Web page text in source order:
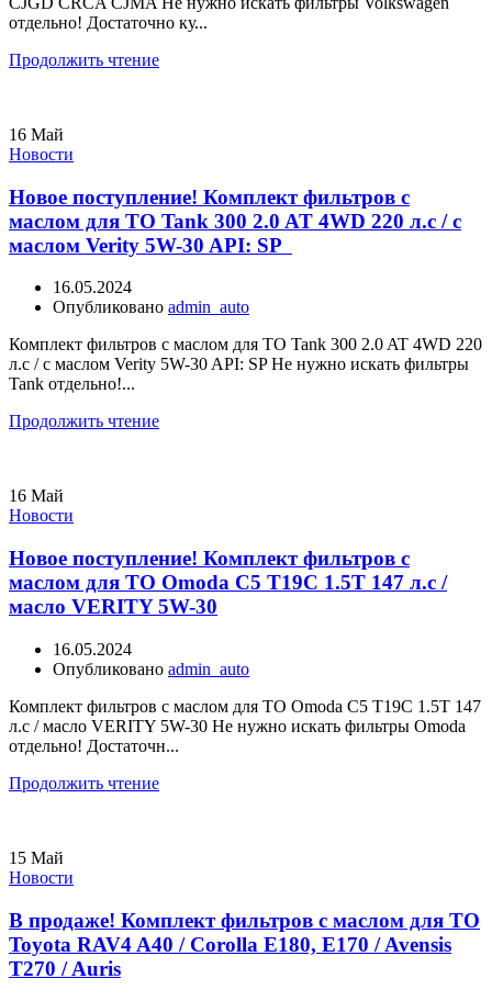
отдельно! Достаточно ку...
Продолжить чтение
16 Май
Новости
Новое поступление! Комплект фильтров с
маслом для ТО Tank 300 2.0 AT 4WD 220 л.с / с
маслом Verity 5W-30 API: SP
16.05.2024
Опубликовано admin_auto
Комплект фильтров с маслом для ТО Tank 300 2.0 AT 4WD 220
л.с / с маслом Verity 5W-30 API: SP Не нужно искать фильтры
Tank отдельно!...
Продолжить чтение
16 Май
Новости
Новое поступление! Комплект фильтров с
маслом для ТО Omoda C5 T19C 1.5T 147 л.с /
масло VERITY 5W-30
16.05.2024
Опубликовано admin_auto
Комплект фильтров с маслом для ТО Omoda C5 T19C 1.5T 147
л.с / масло VERITY 5W-30 Не нужно искать фильтры Omoda
отдельно! Достаточн...
Продолжить чтение
15 Май
Новости
В продаже! Комплект фильтров с маслом для ТО
Toyota RAV4 A40 / Corolla E180, E170 / Avensis
T270 / Auris